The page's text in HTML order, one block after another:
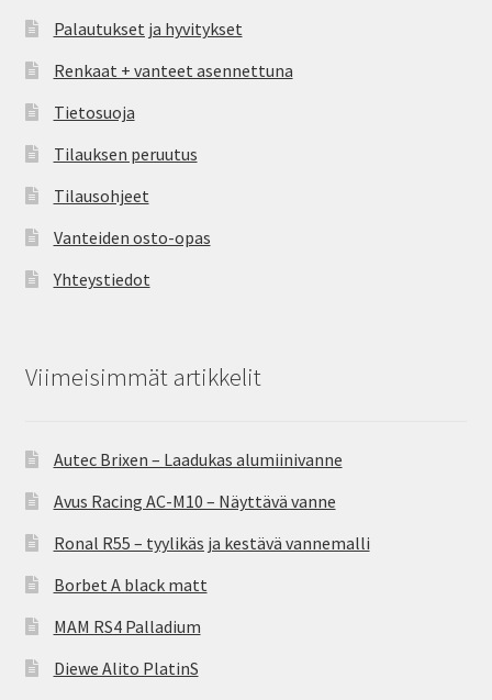
Palautukset ja hyvitykset
Renkaat + vanteet asennettuna
Tietosuoja
Tilauksen peruutus
Tilausohjeet
Vanteiden osto-opas
Yhteystiedot
Viimeisimmät artikkelit
Autec Brixen – Laadukas alumiinivanne
Avus Racing AC-M10 – Näyttävä vanne
Ronal R55 – tyylikäs ja kestävä vannemalli
Borbet A black matt
MAM RS4 Palladium
Diewe Alito PlatinS